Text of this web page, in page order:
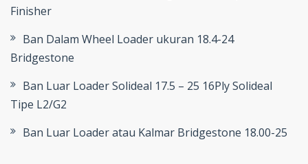
Finisher
Ban Dalam Wheel Loader ukuran 18.4-24
Bridgestone
Ban Luar Loader Solideal 17.5 – 25 16Ply Solideal
Tipe L2/G2
Ban Luar Loader atau Kalmar Bridgestone 18.00-25